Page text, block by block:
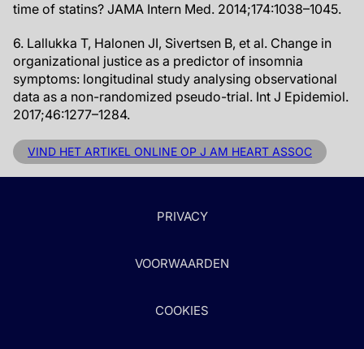
time of statins? JAMA Intern Med. 2014;174:1038–1045.
6. Lallukka T, Halonen JI, Sivertsen B, et al. Change in
organizational justice as a predictor of insomnia
symptoms: longitudinal study analysing observational
data as a non-randomized pseudo-trial. Int J Epidemiol.
2017;46:1277–1284.
VIND HET ARTIKEL ONLINE OP J AM HEART ASSOC
PRIVACY
VOORWAARDEN
COOKIES